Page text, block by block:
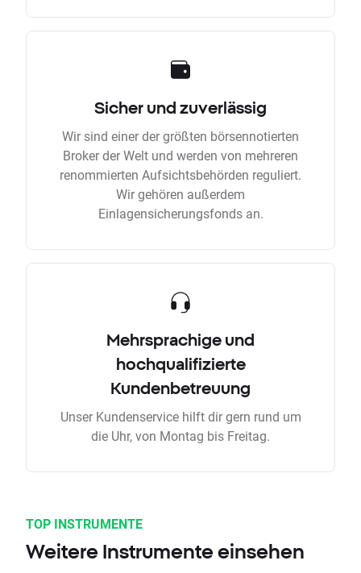
Sicher und zuverlässig
Wir sind einer der größten börsennotierten
Broker der Welt und werden von mehreren
renommierten Aufsichtsbehörden reguliert.
Wir gehören außerdem
Einlagensicherungsfonds an.
Mehrsprachige und
hochqualifizierte
Kundenbetreuung
Unser Kundenservice hilft dir gern rund um
die Uhr, von Montag bis Freitag.
TOP INSTRUMENTE
Weitere Instrumente einsehen